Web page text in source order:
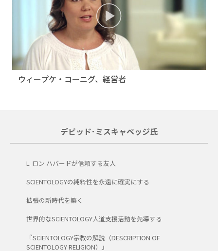
ウィープケ・コーニグ、経営者
デビッド･ミスキャベッジ氏
L. ロン ハバードが信頼する友人
SCIENTOLOGYの純粋性を永遠に確実にする
拡張の新時代を築く
世界的なSCIENTOLOGY人道支援活動を先導する
『SCIENTOLOGY宗教の解説（DESCRIPTION OF
SCIENTOLOGY RELIGION）』